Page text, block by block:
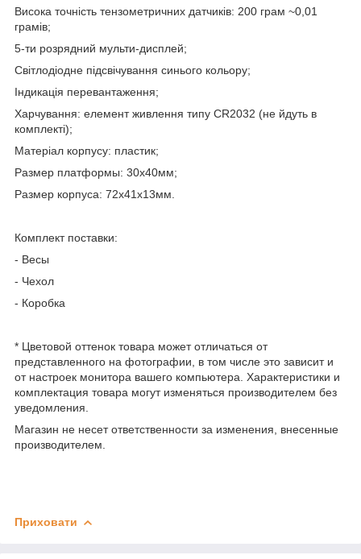
Висока точність тензометричних датчиків: 200 грам ~0,01
грамів;
5-ти розрядний мульти-дисплей;
Світлодіодне підсвічування синього кольору;
Індикація перевантаження;
Харчування: елемент живлення типу CR2032 (не йдуть в
комплекті);
Матеріал корпусу: пластик;
Размер платформы: 30х40мм;
Размер корпуса: 72х41х13мм.
Комплект поставки:
- Весы
- Чехол
- Коробка
* Цветовой оттенок товара может отличаться от
представленного на фотографии, в том числе это зависит и
от настроек монитора вашего компьютера. Характеристики и
комплектация товара могут изменяться производителем без
уведомления.
Магазин не несет ответственности за изменения, внесенные
производителем.
Приховати